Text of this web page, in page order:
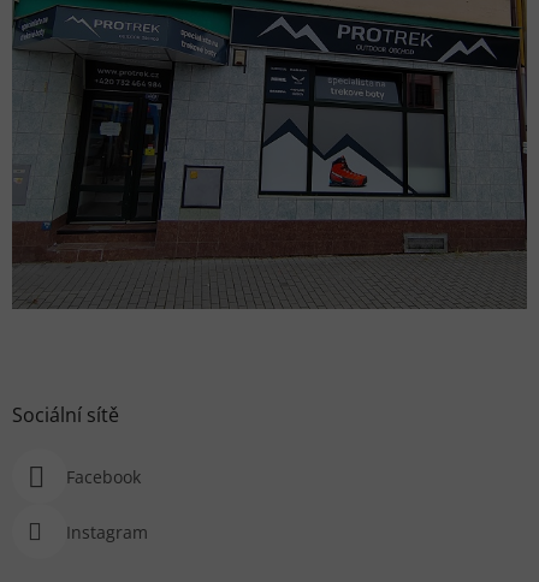
Sociální sítě
Facebook
Instagram